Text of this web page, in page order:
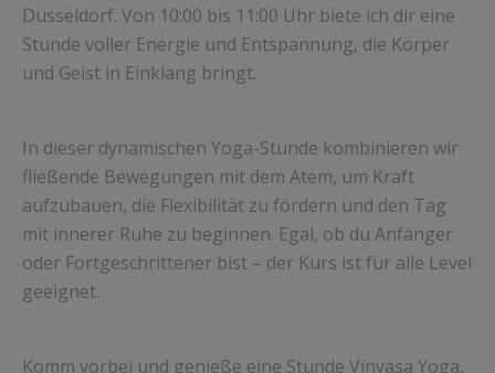
Düsseldorf. Von 10:00 bis 11:00 Uhr biete ich dir eine
Stunde voller Energie und Entspannung, die Körper
und Geist in Einklang bringt.
In dieser dynamischen Yoga-Stunde kombinieren wir
fließende Bewegungen mit dem Atem, um Kraft
aufzubauen, die Flexibilität zu fördern und den Tag
mit innerer Ruhe zu beginnen. Egal, ob du Anfänger
oder Fortgeschrittener bist – der Kurs ist für alle Level
geeignet.
Komm vorbei und genieße eine Stunde Vinyasa Yoga,